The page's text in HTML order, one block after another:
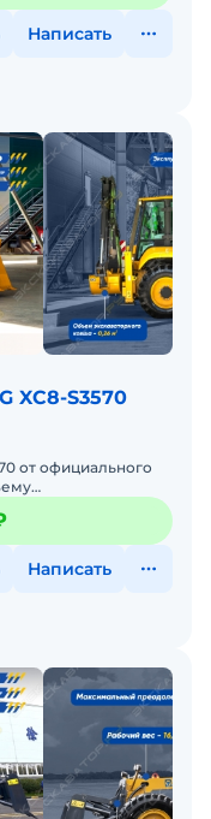
Написать
XC8-S3570
от oфициaльнoгo
aктуaльную
Написать